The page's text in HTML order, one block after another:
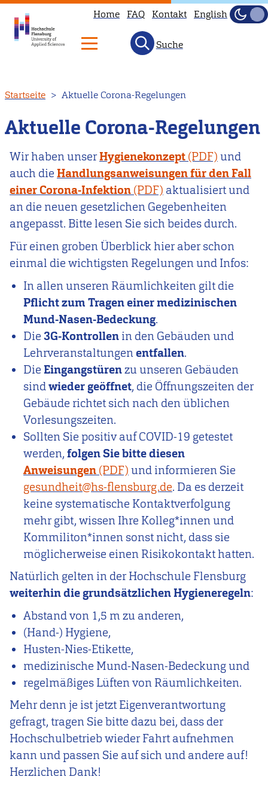
zum
Inhalt
Home FAQ Kontakt English
Hell
Suche
Startseite Aktuelle Corona-Regelungen
Aktuelle Corona-Regelungen
Wir haben unserHygienekonzept
und
auch die Handlungsanweisungen für den Fall
einer Corona-Infektion
aktualisiert und
an die neuen gesetzlichen Gegebenheiten
angepasst. Bitte lesen Sie sich beides durch.
Für einen groben Überblick hier aber schon
einmal die wichtigsten Regelungen und Infos:
In allen unseren Räumlichkeiten gilt die
Pflicht zum Tragen einer medizinischen
Mund-Nasen-Bedeckung.
Die3G-Kontrollen in den Gebäuden und
Lehrveranstaltungenentfallen.
DieEingangstürenzu unseren Gebäuden
sindwieder geöffnet, die Öffnungszeiten der
Gebäude richtet sich nach den üblichen
Vorlesungszeiten.
Sollten Sie positiv auf COVID-19 getestet
werden, folgen Sie bitte diesen
Anweisungen
und informieren Sie
gesundheit@hs-flensburg.de. Da es derzeit
keine systematische Kontaktverfolgung
mehr gibt, wissen Ihre Kolleg*innen und
Kommiliton*innen sonst nicht, dass sie
möglicherweise einen Risikokontakt hatten.
Natürlich gelten in der Hochschule Flensburg
weiterhin die grundsätzlichen Hygieneregeln:
Abstand von 1,5 m zu anderen,
(Hand-) Hygiene,
Husten-Nies-Etikette,
medizinische Mund-Nasen-Bedeckung und
regelmäßiges Lüften von Räumlichkeiten.
Mehr denn je ist jetzt Eigenverantwortung
gefragt, tragen Sie bitte dazu bei, dass der
Hochschulbetrieb wieder Fahrt aufnehmen
kann und passen Sie auf sich und andere auf!
Herzlichen Dank!